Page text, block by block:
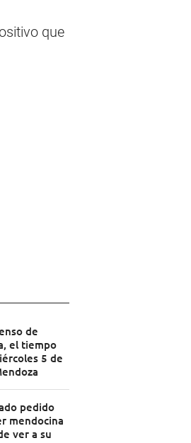
que
de
el tiempo
5 de
pedido
mendocina
ver a su